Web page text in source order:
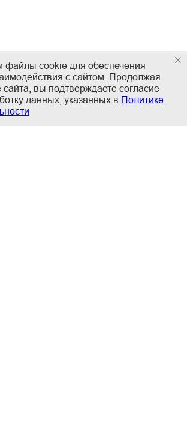
файлы cookie для обеспечения
с сайтом. Продолжая
сайта, вы подтверждаете согласие
данных, указанных в Политике